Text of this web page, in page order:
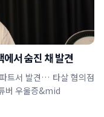
서 숨진 채 발견
트서 발견… 타살 혐의점
버 우울증&mid